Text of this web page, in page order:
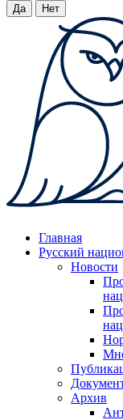
Да Нет
Главная
Русский
Новости
Архив